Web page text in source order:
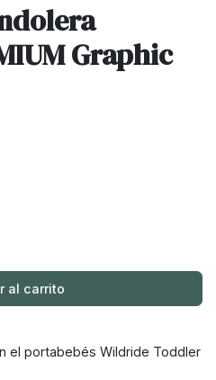
Graphic
al carrito
el portabebés Wildride Toddler